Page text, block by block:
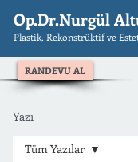
Op.Dr.Nurgül
Plastik, Rekonstrüktif ve
RANDEVU AL
Yazı
Tüm Yazılar